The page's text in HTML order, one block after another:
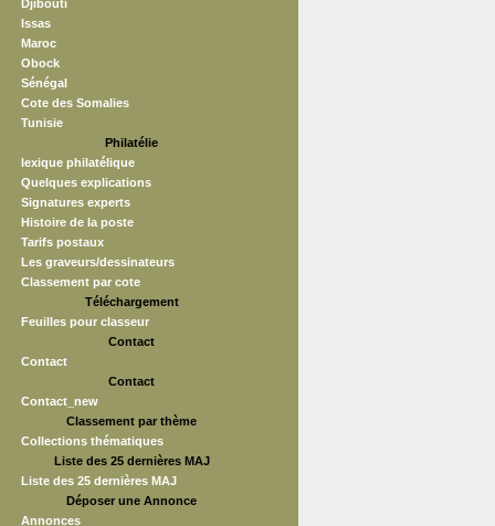
Djibouti
Issas
Maroc
Obock
Sénégal
Cote des Somalies
Tunisie
Philatélie
lexique philatélique
Quelques explications
Signatures experts
Histoire de la poste
Tarifs postaux
Les graveurs/dessinateurs
Classement par cote
Téléchargement
Feuilles pour classeur
Contact
Contact
Contact
Contact_new
Classement par thème
Collections thématiques
Liste des 25 dernières MAJ
Liste des 25 dernières MAJ
Déposer une Annonce
Annonces